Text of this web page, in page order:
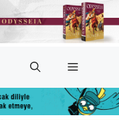
Menü